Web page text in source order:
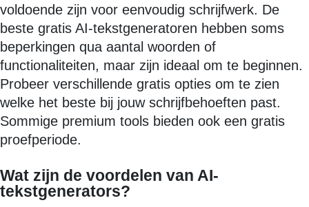
voldoende zijn voor eenvoudig schrijfwerk. De
beste gratis AI-tekstgeneratoren hebben soms
beperkingen qua aantal woorden of
functionaliteiten, maar zijn ideaal om te beginnen.
Probeer verschillende gratis opties om te zien
welke het beste bij jouw schrijfbehoeften past.
Sommige premium tools bieden ook een gratis
proefperiode.
Wat zijn de voordelen van AI-
tekstgenerators?